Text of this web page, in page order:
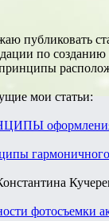
публиковать
по
мои статьи:
фотосъемки